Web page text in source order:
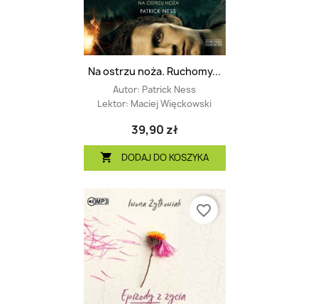
Na ostrzu noża. Ruchomy...
Autor: Patrick Ness
Lektor: Maciej Więckowski
39,90 zł
 DODAJ DO KOSZYKA
favorite_border